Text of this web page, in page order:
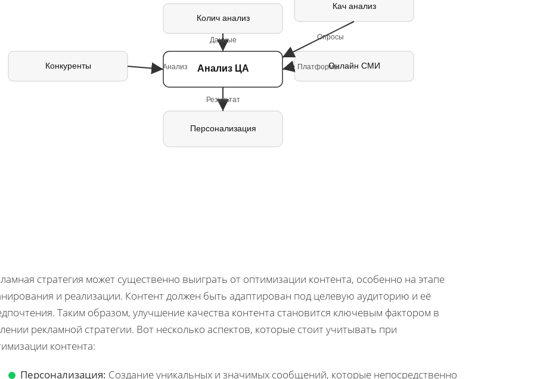
Колич анализ
Кач анализ
Конкуренты Анализ ЦА Онлайн СМИ
Персонализация
Данные Опросы
Анализ Платформы
Результат
стратегия может существенно выиграть от оптимизации контента, особенно на этапе
и реализации. Контент должен быть адаптирован под целевую аудиторию и её
Таким образом, улучшение качества контента становится ключевым фактором в
рекламной стратегии. Вот несколько аспектов, которые стоит учитывать при
контента:
Персонализация: Создание уникальных и значимых сообщений, которые непосредственно